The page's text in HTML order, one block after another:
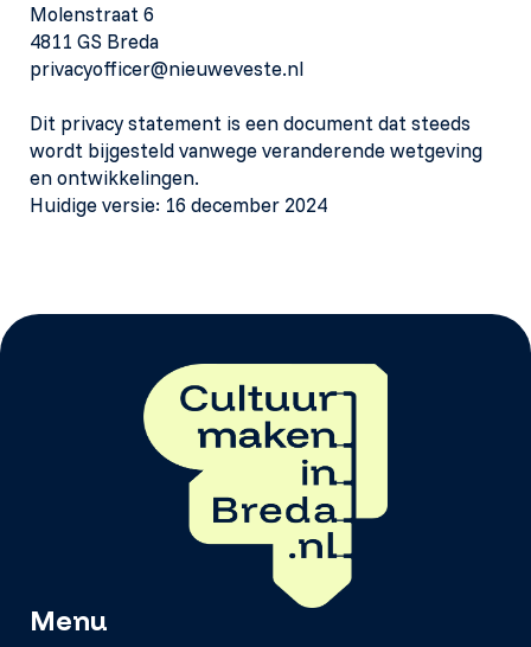
Molenstraat 6
4811 GS Breda
privacyofficer@nieuweveste.nl
Dit privacy statement is een document dat steeds
wordt bijgesteld vanwege veranderende wetgeving
en ontwikkelingen.
Huidige versie: 16 december 2024
Menu